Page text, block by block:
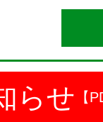
らせ 【